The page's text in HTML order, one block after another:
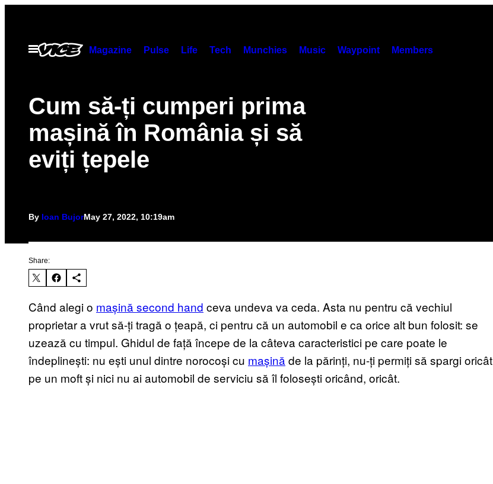
contentOpen
Menu
Magazine Pulse Life Tech Munchies Music Waypoint Members
Cum să-ți cumperi prima
mașină în România și să
eviți țepele
By Ioan BujorMay 27, 2022, 10:19am
Share:
Când alegi o mașină second hand ceva undeva va ceda. Asta nu pentru că vechiul
proprietar a vrut să-ți tragă o țeapă, ci pentru că un automobil e ca orice alt bun folosit: se
uzează cu timpul. Ghidul de față începe de la câteva caracteristici pe care poate le
îndeplinești: nu ești unul dintre norocoși cu mașină de la părinți, nu-ți permiți să spargi oricât
pe un moft și nici nu ai automobil de serviciu să îl folosești oricând, oricât.